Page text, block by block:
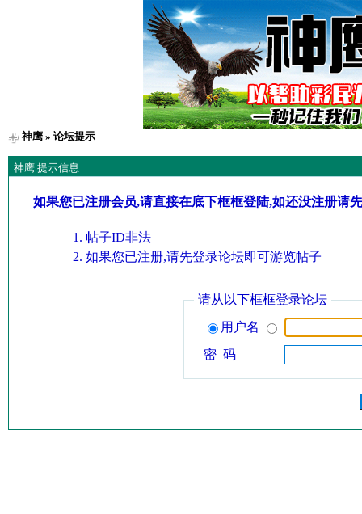
神鹰» 论坛提示
神鹰 提示信息
如果您已注册会员,请直接在底下框框登陆,如还没注册请
帖子ID非法
如果您已注册,请先登录论坛即可游览帖子
请从以下框框登录论坛
用户名
密 码